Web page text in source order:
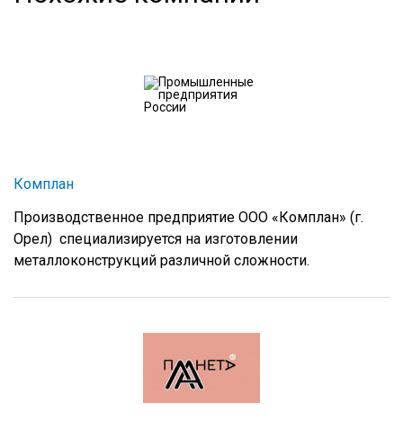
Комплан
Производственное предприятие ООО «Комплан» (г.
Орел) специализируется на изготовлении
металлоконструкций различной сложности.